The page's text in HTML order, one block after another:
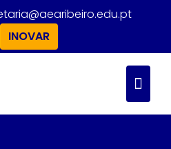
INOVAR